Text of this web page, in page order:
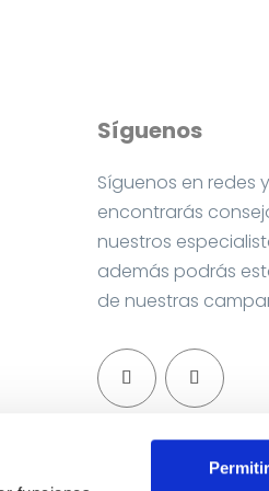
Síguenos
Síguenos en redes y
encontrarás
nuestros
además podrás
de nuestras
Contacta con